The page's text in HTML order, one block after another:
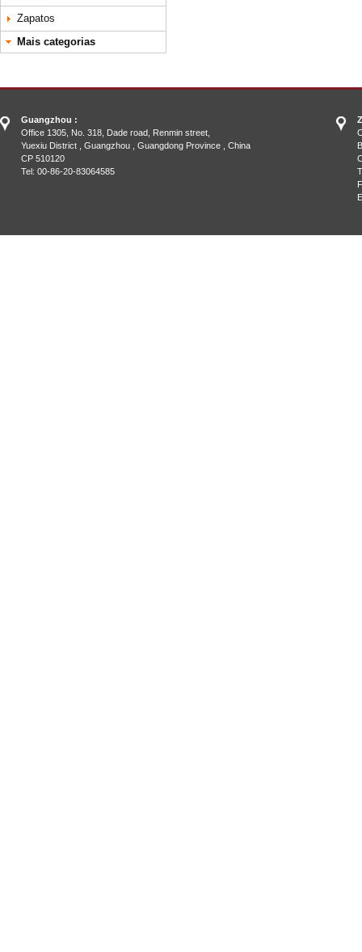
Zapatos
Mais categorias
Guangzhou :
Office 1305, No. 318, Dade road, Renmin street,
Yuexiu District , Guangzhou , Guangdong Province , China
CP 510120
Tel: 00-86-20-83064585